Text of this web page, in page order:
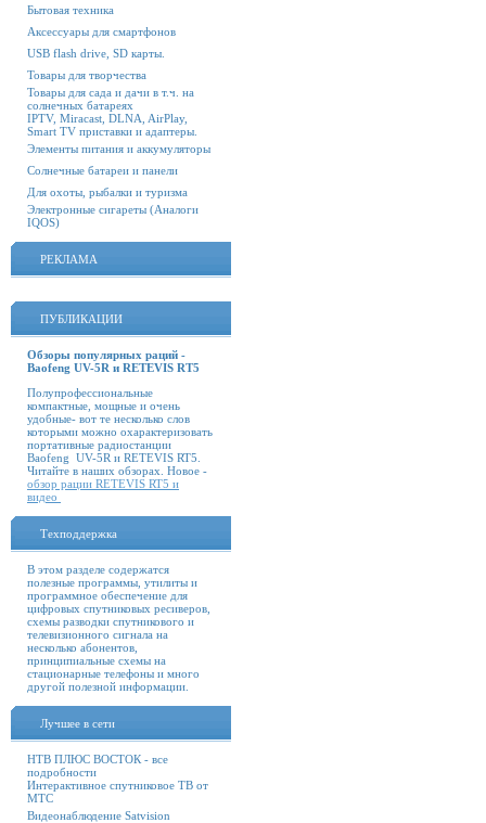
Бытовая техника
Аксессуары для смартфонов
USB flash drive, SD карты.
Товары для творчества
Товары для сада и дачи в т.ч. на
солнечных батареях
IPTV, Miracast, DLNA, AirPlay,
Smart TV приставки и адаптеры.
Элементы питания и аккумуляторы
Солнечные батареи и панели
Для охоты, рыбалки и туризма
Электронные сигареты (Аналоги
IQOS)
РЕКЛАМА
ПУБЛИКАЦИИ
Обзоры популярных раций -
Baofeng UV-5R и RETEVIS RT5
Полупрофессиональные
компактные, мощные и очень
удобные- вот те несколько слов
которыми можно охарактеризовать
портативные радиостанции
Baofeng UV-5R и RETEVIS RT5.
Читайте в наших обзорах. Новое -
обзор рации RETEVIS RT5 и
видео
Техподдержка
В этом разделе содержатся
полезные программы, утилиты и
программное обеспечение для
цифровых спутниковых ресиверов,
схемы разводки спутникового и
телевизионного сигнала на
несколько абонентов,
принципиальные схемы на
стационарные телефоны и много
другой полезной информации.
Лучшее в сети
НТВ ПЛЮС ВОСТОК - все
подробности
Интерактивное спутниковое ТВ от
МТС
Видеонаблюдение Satvision